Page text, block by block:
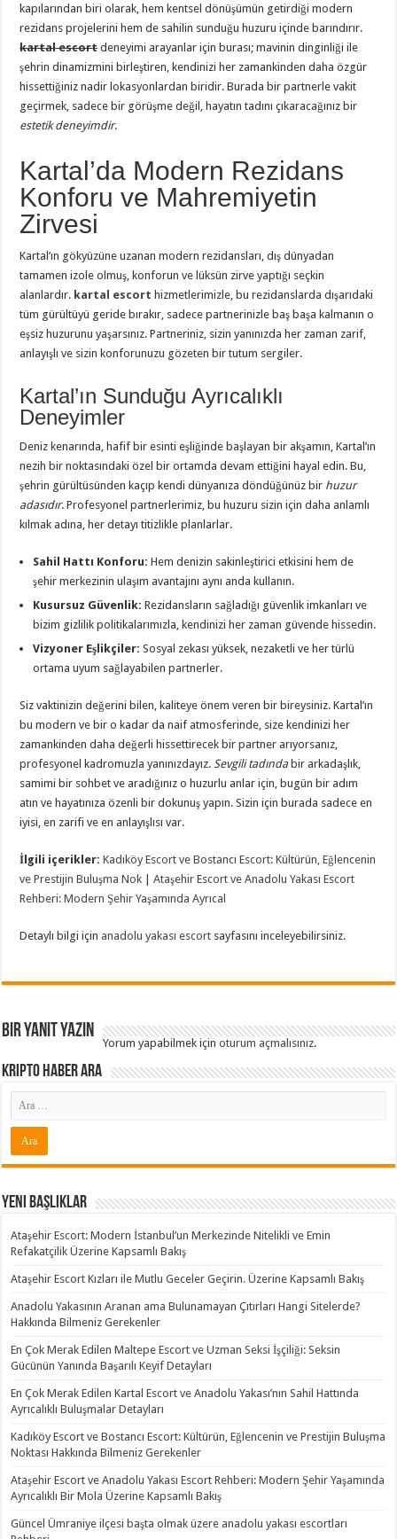
kapılarından biri olarak, hem kentsel dönüşümün getirdiği modern
rezidans projelerini hem de sahilin sunduğu huzuru içinde barındırır.
kartal escortdeneyimi arayanlar için burası; mavinin dinginliği ile
şehrin dinamizmini birleştiren, kendinizi her zamankinden daha özgür
hissettiğiniz nadir lokasyonlardan biridir. Burada bir partnerle vakit
geçirmek, sadece bir görüşme değil, hayatın tadını çıkaracağınız bir
estetik deneyimdir.
Kartal’da Modern Rezidans
Konforu ve Mahremiyetin
Zirvesi
Kartal’ın gökyüzüne uzanan modern rezidansları, dış dünyadan
tamamen izole olmuş, konforun ve lüksün zirve yaptığı seçkin
alanlardır. kartal escort hizmetlerimizle, bu rezidanslarda dışarıdaki
tüm gürültüyü geride bırakır, sadece partnerinizle baş başa kalmanın o
eşsiz huzurunu yaşarsınız. Partneriniz, sizin yanınızda her zaman zarif,
anlayışlı ve sizin konforunuzu gözeten bir tutum sergiler.
Kartal’ın Sunduğu Ayrıcalıklı
Deneyimler
Deniz kenarında, hafif bir esinti eşliğinde başlayan bir akşamın, Kartal’ın
nezih bir noktasındaki özel bir ortamda devam ettiğini hayal edin. Bu,
şehrin gürültüsünden kaçıp kendi dünyanıza döndüğünüz bir huzur
adasıdır. Profesyonel partnerlerimiz, bu huzuru sizin için daha anlamlı
kılmak adına, her detayı titizlikle planlarlar.
Sahil Hattı Konforu: Hem denizin sakinleştirici etkisini hem de
şehir merkezinin ulaşım avantajını aynı anda kullanın.
Kusursuz Güvenlik: Rezidansların sağladığı güvenlik imkanları ve
bizim gizlilik politikalarımızla, kendinizi her zaman güvende hissedin.
Vizyoner Eşlikçiler: Sosyal zekası yüksek, nezaketli ve her türlü
ortama uyum sağlayabilen partnerler.
Siz vaktinizin değerini bilen, kaliteye önem veren bir bireysiniz. Kartal’ın
bu modern ve bir o kadar da naif atmosferinde, size kendinizi her
zamankinden daha değerli hissettirecek bir partner arıyorsanız,
profesyonel kadromuzla yanınızdayız. Sevgili tadındabir arkadaşlık,
samimi bir sohbet ve aradığınız o huzurlu anlar için, bugün bir adım
atın ve hayatınıza özenli bir dokunuş yapın. Sizin için burada sadece en
iyisi, en zarifi ve en anlayışlısı var.
İlgili içerikler: Kadıköy Escort ve Bostancı Escort: Kültürün, Eğlencenin
ve Prestijin Buluşma Nok |Ataşehir Escort ve Anadolu Yakası Escort
Rehberi: Modern Şehir Yaşamında Ayrıcal
Detaylı bilgi için anadolu yakası escort sayfasını inceleyebilirsiniz.
Bir yanıt yazın
Yorum yapabilmek içinoturum açmalısınız.
Kripto Haber ARA
Yeni Başlıklar
Ataşehir Escort: Modern İstanbul’un Merkezinde Nitelikli ve Emin
Refakatçilik Üzerine Kapsamlı Bakış
Ataşehir Escort Kızları ile Mutlu Geceler Geçirin. Üzerine Kapsamlı Bakış
Anadolu Yakasının Aranan ama Bulunamayan Çıtırları Hangi Sitelerde?
Hakkında Bilmeniz Gerekenler
En Çok Merak Edilen Maltepe Escort ve Uzman Seksi İşçiliği: Seksin
Gücünün Yanında Başarılı Keyif Detayları
En Çok Merak Edilen Kartal Escort ve Anadolu Yakası’nın Sahil Hattında
Ayrıcalıklı Buluşmalar Detayları
Kadıköy Escort ve Bostancı Escort: Kültürün, Eğlencenin ve Prestijin Buluşma
Noktası Hakkında Bilmeniz Gerekenler
Ataşehir Escort ve Anadolu Yakası Escort Rehberi: Modern Şehir Yaşamında
Ayrıcalıklı Bir Mola Üzerine Kapsamlı Bakış
Güncel Ümraniye ilçesi başta olmak üzere anadolu yakası escortları